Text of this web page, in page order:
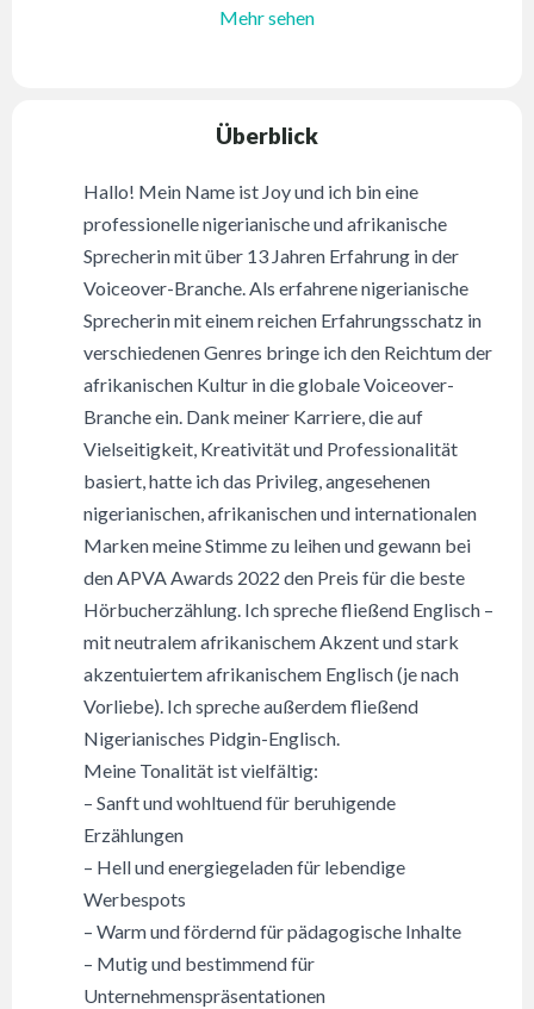
Mehr sehen
Überblick
Hallo! Mein Name ist Joy und ich bin eine
professionelle nigerianische und afrikanische
Sprecherin mit über 13 Jahren Erfahrung in der
Voiceover-Branche. Als erfahrene nigerianische
Sprecherin mit einem reichen Erfahrungsschatz in
verschiedenen Genres bringe ich den Reichtum der
afrikanischen Kultur in die globale Voiceover-
Branche ein. Dank meiner Karriere, die auf
Vielseitigkeit, Kreativität und Professionalität
basiert, hatte ich das Privileg, angesehenen
nigerianischen, afrikanischen und internationalen
Marken meine Stimme zu leihen und gewann bei
den APVA Awards 2022 den Preis für die beste
Hörbucherzählung. Ich spreche fließend Englisch –
mit neutralem afrikanischem Akzent und stark
akzentuiertem afrikanischem Englisch (je nach
Vorliebe). Ich spreche außerdem fließend
Nigerianisches Pidgin-Englisch.
Meine Tonalität ist vielfältig:
– Sanft und wohltuend für beruhigende
Erzählungen
– Hell und energiegeladen für lebendige
Werbespots
– Warm und fördernd für pädagogische Inhalte
– Mutig und bestimmend für
Unternehmenspräsentationen